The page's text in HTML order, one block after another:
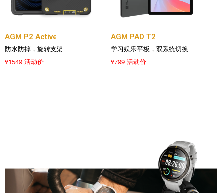
AGM P2 Active
防水防摔，旋转支架
¥1549 活动价
AGM PAD T2
学习娱乐平板，双系统切换
¥799 活动价